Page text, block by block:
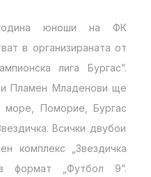
юноши на ФК
в организираната от
лига Бургас”.
и Пламен Младенови ще
море, Поморие, Бургас
Всички двубои
комплекс „Звездичка
формат „Футбол 9”.